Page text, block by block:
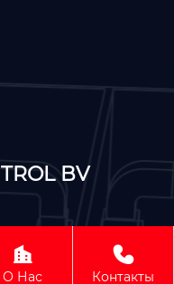
BV
BV

О Нас

Контакты